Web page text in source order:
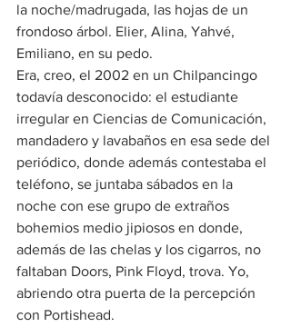
la noche/madrugada, las hojas de un
frondoso árbol. Elier, Alina, Yahvé,
Emiliano, en su pedo.
Era, creo, el 2002 en un Chilpancingo
todavía desconocido: el estudiante
irregular en Ciencias de Comunicación,
mandadero y lavabaños en esa sede del
periódico, donde además contestaba el
teléfono, se juntaba sábados en la
noche con ese grupo de extraños
bohemios medio jipiosos en donde,
además de las chelas y los cigarros, no
faltaban Doors, Pink Floyd, trova. Yo,
abriendo otra puerta de la percepción
con Portishead.